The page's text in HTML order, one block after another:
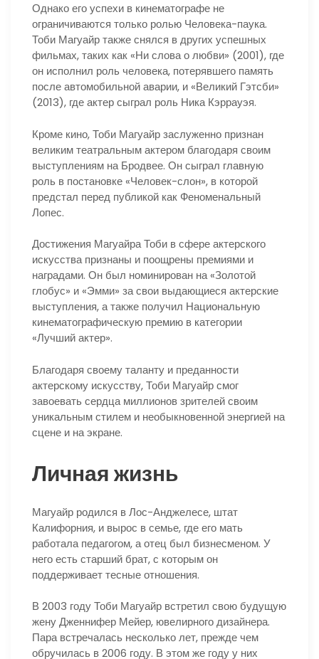
Однако его успехи в кинематографе не
ограничиваются только ролью Человека-паука.
Тоби Магуайр также снялся в других успешных
фильмах, таких как «Ни слова о любви» (2001), где
он исполнил роль человека, потерявшего память
после автомобильной аварии, и «Великий Гэтсби»
(2013), где актер сыграл роль Ника Кэррауэя.
Кроме кино, Тоби Магуайр заслуженно признан
великим театральным актером благодаря своим
выступлениям на Бродвее. Он сыграл главную
роль в постановке «Человек-слон», в которой
предстал перед публикой как Феноменальный
Лопес.
Достижения Магуайра Тоби в сфере актерского
искусства признаны и поощрены премиями и
наградами. Он был номинирован на «Золотой
глобус» и «Эмми» за свои выдающиеся актерские
выступления, а также получил Национальную
кинематографическую премию в категории
«Лучший актер».
Благодаря своему таланту и преданности
актерскому искусству, Тоби Магуайр смог
завоевать сердца миллионов зрителей своим
уникальным стилем и необыкновенной энергией на
сцене и на экране.
Личная жизнь
Магуайр родился в Лос-Анджелесе, штат
Калифорния, и вырос в семье, где его мать
работала педагогом, а отец был бизнесменом. У
него есть старший брат, с которым он
поддерживает тесные отношения.
В 2003 году Тоби Магуайр встретил свою будущую
жену Дженнифер Мейер, ювелирного дизайнера.
Пара встречалась несколько лет, прежде чем
обручилась в 2006 году. В этом же году у них